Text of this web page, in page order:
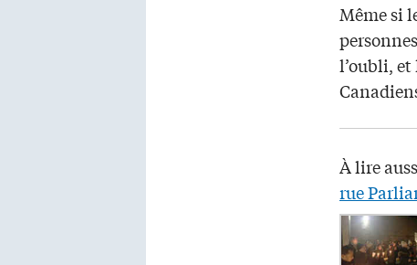
Même si
l’oubli,
À lire
rue